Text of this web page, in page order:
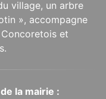
village, un arbre
», accompagne
et
la mairie :